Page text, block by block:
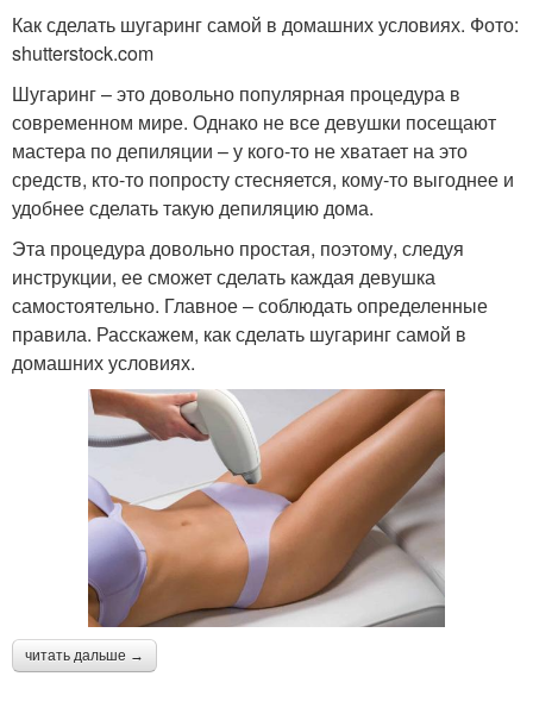
Как сделать шугаринг самой в домашних условиях. Фото:
shutterstock.com
Шугаринг – это довольно популярная процедура в
современном мире. Однако не все девушки посещают
мастера по депиляции – у кого-то не хватает на это
средств, кто-то попросту стесняется, кому-то выгоднее и
удобнее сделать такую депиляцию дома.
Эта процедура довольно простая, поэтому, следуя
инструкции, ее сможет сделать каждая девушка
самостоятельно. Главное – соблюдать определенные
правила. Расскажем, как сделать шугаринг самой в
домашних условиях.
читать дальше →